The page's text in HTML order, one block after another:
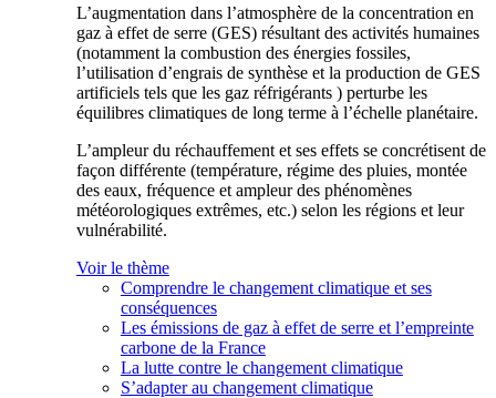
L’augmentation dans l’atmosphère de la concentration en
gaz à effet de serre (GES) résultant des activités humaines
(notamment la combustion des énergies fossiles,
l’utilisation d’engrais de synthèse et la production de GES
artificiels tels que les gaz réfrigérants ) perturbe les
équilibres climatiques de long terme à l’échelle planétaire.
L’ampleur du réchauffement et ses effets se concrétisent de
façon différente (température, régime des pluies, montée
des eaux, fréquence et ampleur des phénomènes
météorologiques extrêmes, etc.) selon les régions et leur
vulnérabilité.
Voir le thème
Comprendre le changement climatique et ses
conséquences
Les émissions de gaz à effet de serre et l’empreinte
carbone de la France
La lutte contre le changement climatique
S’adapter au changement climatique